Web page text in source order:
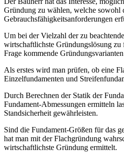
Gründung zu wählen, welche sowohl
Gebrauchsfähigkeitsanforderungen
Um bei der Vielzahl der zu
wirtschaftlichste Gründungslösung zu
Frage kommende
Als erstes wird man prüfen, ob eine
Einzelfundamenten und
Durch Berechnen der Statik der
Fundament-Abmessungen ermitteln
Standsicherheit gewährleisten.
Sind die Fundament-Größen für das
hat man mit der Flachgründung
wirtschaftlichste Gründung ermittelt.